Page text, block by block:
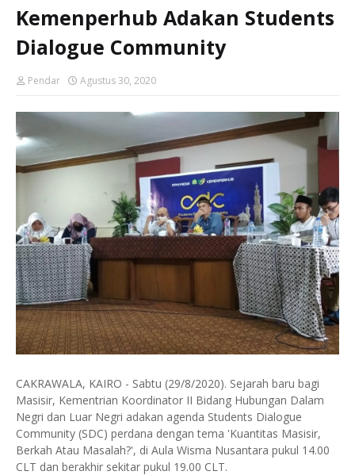
Kemenperhub Adakan Students
Dialogue Community
Pendar Agustus 30, 2020
CAKRAWALA, KAIRO - Sabtu (29/8/2020). Sejarah baru bagi
Masisir, Kementrian Koordinator II Bidang Hubungan Dalam
Negri dan Luar Negri adakan agenda Students Dialogue
Community (SDC) perdana dengan tema 'Kuantitas Masisir,
Berkah Atau Masalah?', di Aula Wisma Nusantara pukul 14.00
CLT dan berakhir sekitar pukul 19.00 CLT.